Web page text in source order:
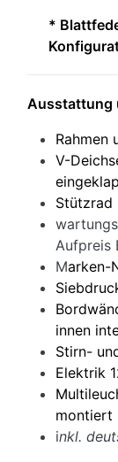
*
Ausstattung
Rahmen
V-
Stützrad
Aufpreis
Marken-
innen
Stirn-
Elektrik
montiert
inkl.